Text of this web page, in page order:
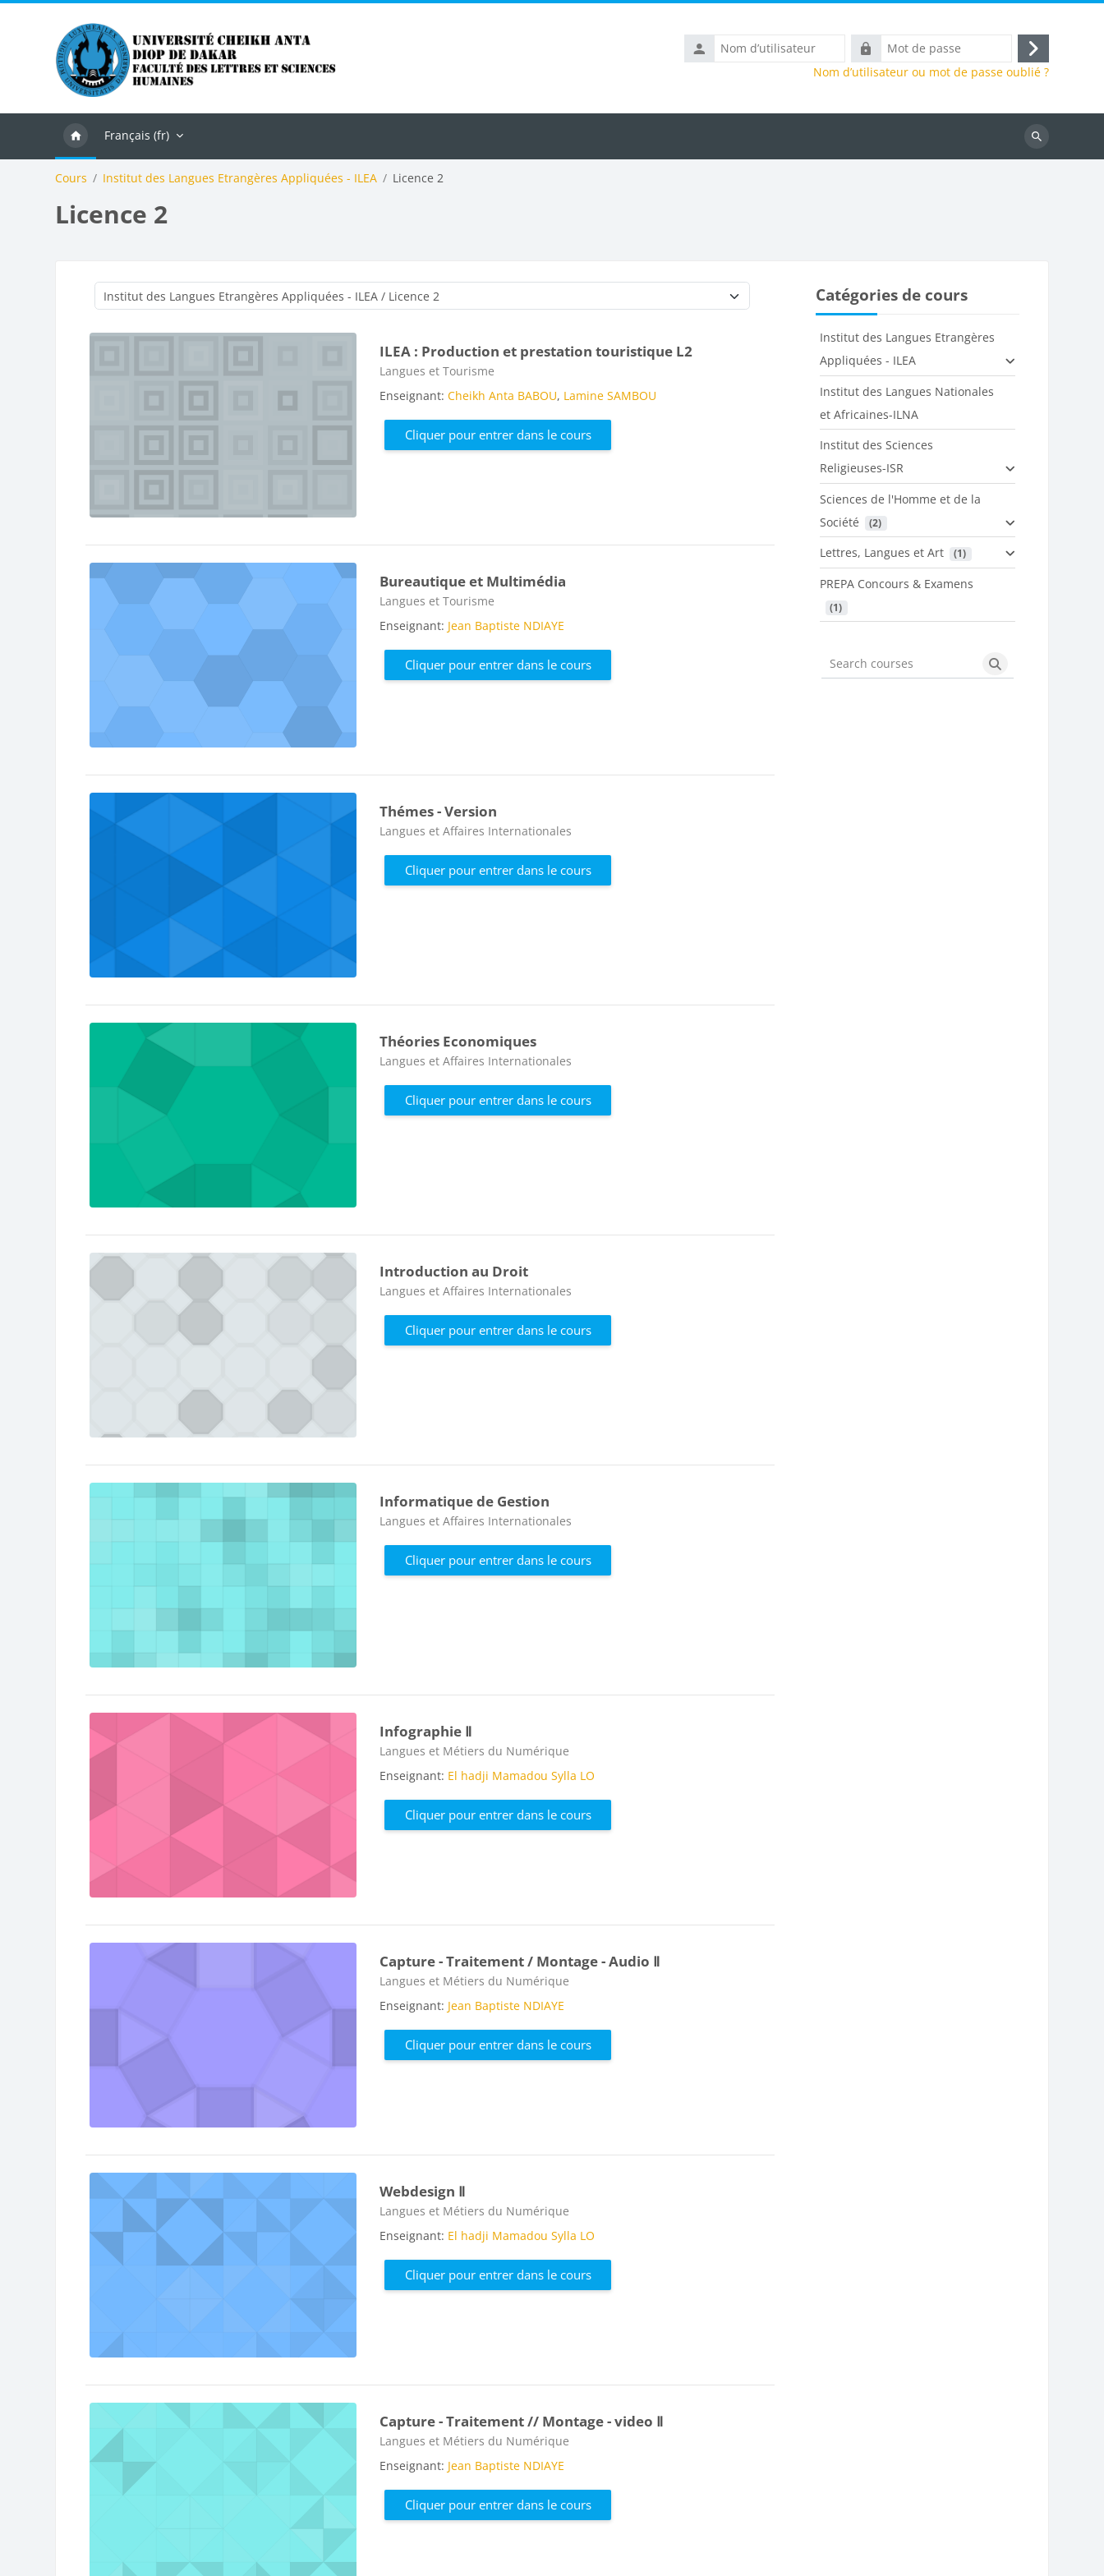
Nom
d’utilisateur
Mot
de
Connexion
Nom d’utilisateur ou mot de passe oublié ?
Français ‎(fr)‎
Rechercher
Cours Institut des Langues Etrangères Appliquées - ILEA Licence 2
Licence 2
Catégories de cours
ILEA : Production et prestation touristique L2
Catégorie de cours
Langues et Tourisme
Enseignant:Cheikh Anta BABOU, Lamine SAMBOU
Cliquer pour entrer dans le cours
Bureautique et Multimédia
Catégorie de cours
Langues et Tourisme
Enseignant: Jean Baptiste NDIAYE
Cliquer pour entrer dans le cours
Thémes - Version
Catégorie de cours
Langues et Affaires Internationales
Cliquer pour entrer dans le cours
Théories Economiques
Catégorie de cours
Langues et Affaires Internationales
Cliquer pour entrer dans le cours
Introduction au Droit
Catégorie de cours
Langues et Affaires Internationales
Cliquer pour entrer dans le cours
Informatique de Gestion
Catégorie de cours
Langues et Affaires Internationales
Cliquer pour entrer dans le cours
Infographie Ⅱ
Catégorie de cours
Langues et Métiers du Numérique
Enseignant: El hadji Mamadou Sylla LO
Cliquer pour entrer dans le cours
Capture - Traitement / Montage - Audio Ⅱ
Catégorie de cours
Langues et Métiers du Numérique
Enseignant: Jean Baptiste NDIAYE
Cliquer pour entrer dans le cours
Webdesign Ⅱ
Catégorie de cours
Langues et Métiers du Numérique
Enseignant: El hadji Mamadou Sylla LO
Cliquer pour entrer dans le cours
Capture - Traitement // Montage - video Ⅱ
Catégorie de cours
Langues et Métiers du Numérique
Enseignant: Jean Baptiste NDIAYE
Cliquer pour entrer dans le cours
Catégories de cours
Institut des Langues Etrangères
Appliquées - ILEA
Institut des Langues Nationales
et Africaines-ILNA
Institut des Sciences
Religieuses-ISR
Sciences de l'Homme et de la
Société
(2)
Lettres, Langues et Art (1)
PREPA Concours & Examens
(1)
Search courses Search courses